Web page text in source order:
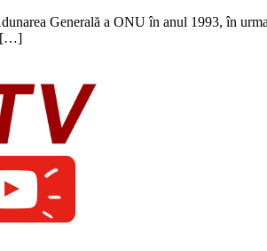
Generală a ONU în anul 1993, în
[…]